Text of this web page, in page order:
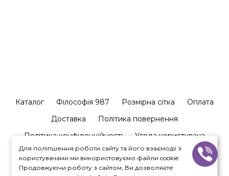
Каталог Філософія 987 Розмірна сітка
Оплата
Доставка
Політика повернення
Політика конфіденційності
Угода користувача
Залишити відгук
Співпраця Контакти
Для поліпшення роботи сайту та його взаємодії з
користувачами ми використовуємо файли cookie.
Продовжуючи роботу з сайтом, Ви дозволяєте